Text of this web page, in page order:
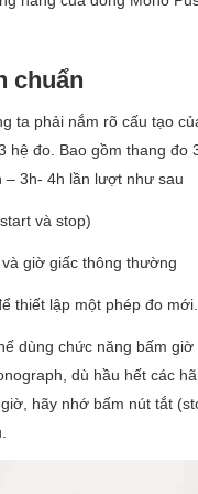
chuẩn
ta phải nắm rõ cấu tạo
đo. Bao gồm thang đo
– 3h- 4h lần lượt như sau
và stop)
giờ giấc thông thường
thiết lập một phép đo mới.
dùng chức năng bấm
dù hầu hết các
hãy nhớ bấm nút tắt